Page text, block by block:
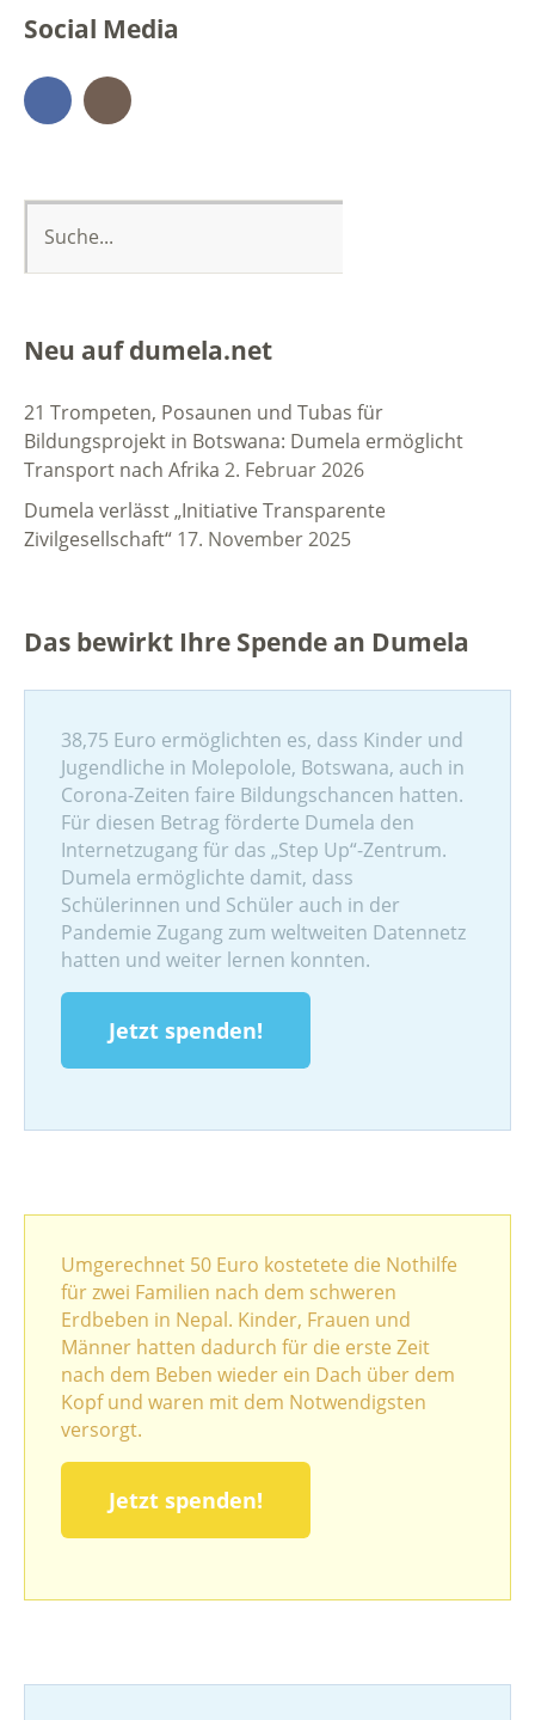
Social Media
Facebook
Neu auf dumela.net
21 Trompeten, Posaunen und Tubas für
Bildungsprojekt in Botswana: Dumela ermöglicht
Transport nach Afrika 2. Februar 2026
Dumela verlässt „Initiative Transparente
Zivilgesellschaft“ 17. November 2025
Das bewirkt Ihre Spende an Dumela
38,75 Euro ermöglichten es, dass Kinder und
Jugendliche in Molepolole, Botswana, auch in
Corona-Zeiten faire Bildungschancen hatten.
Für diesen Betrag förderte Dumela den
Internetzugang für das „Step Up“-Zentrum.
Dumela ermöglichte damit, dass
Schülerinnen und Schüler auch in der
Pandemie Zugang zum weltweiten Datennetz
hatten und weiter lernen konnten.
Jetzt spenden!
Umgerechnet 50 Euro kostetete die Nothilfe
für zwei Familien nach dem schweren
Erdbeben in Nepal. Kinder, Frauen und
Männer hatten dadurch für die erste Zeit
nach dem Beben wieder ein Dach über dem
Kopf und waren mit dem Notwendigsten
versorgt.
Jetzt spenden!